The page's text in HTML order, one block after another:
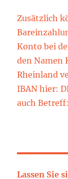
Zusätzlich
Konto bei
den Namen
Rheinland
IBAN hier:
auch
Lassen Sie